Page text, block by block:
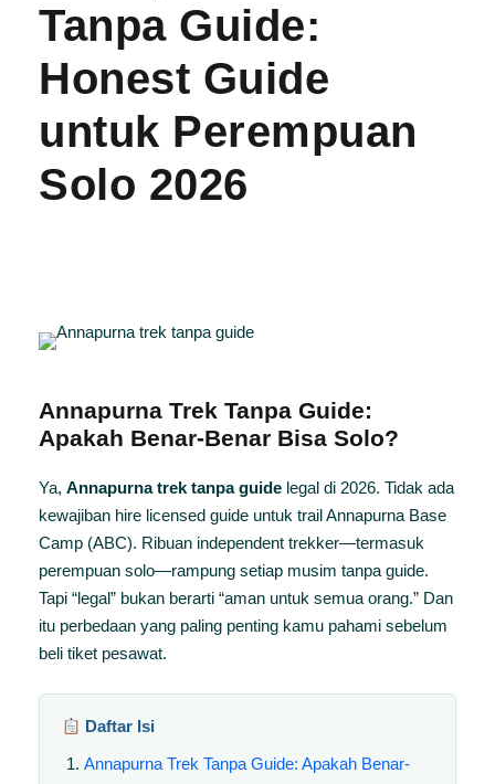
Tanpa Guide:
Honest Guide
untuk Perempuan
Solo 2026
Annapurna Trek Tanpa Guide:
Apakah Benar-Benar Bisa Solo?
Ya, Annapurna trek tanpa guide legal di 2026. Tidak ada
kewajiban hire licensed guide untuk trail Annapurna Base
Camp (ABC). Ribuan independent trekker—termasuk
perempuan solo—rampung setiap musim tanpa guide.
Tapi “legal” bukan berarti “aman untuk semua orang.” Dan
itu perbedaan yang paling penting kamu pahami sebelum
beli tiket pesawat.
Daftar Isi
Annapurna Trek Tanpa Guide: Apakah Benar-